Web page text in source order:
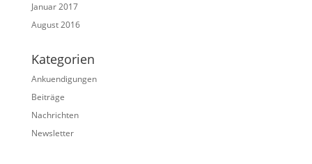
Januar 2017
August 2016
Kategorien
Ankuendigungen
Beiträge
Nachrichten
Newsletter